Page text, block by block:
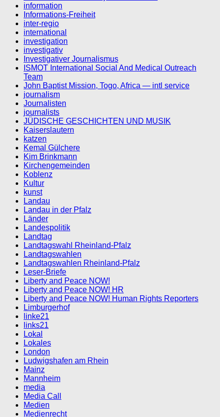
information
Informations-Freiheit
inter-regio
international
investigation
investigativ
Investigativer Journalismus
ISMOT International Social And Medical Outreach
Team
John Baptist Mission, Togo, Africa — intl service
journalism
Journalisten
journalists
JÜDISCHE GESCHICHTEN UND MUSIK
Kaiserslautern
katzen
Kemal Gülchere
Kim Brinkmann
Kirchengemeinden
Koblenz
Kultur
kunst
Landau
Landau in der Pfalz
Länder
Landespolitik
Landtag
Landtagswahl Rheinland-Pfalz
Landtagswahlen
Landtagswahlen Rheinland-Pfalz
Leser-Briefe
Liberty and Peace NOW!
Liberty and Peace NOW! HR
Liberty and Peace NOW! Human Rights Reporters
Limburgerhof
linke21
links21
Lokal
Lokales
London
Ludwigshafen am Rhein
Mainz
Mannheim
media
Media Call
Medien
Medienrecht